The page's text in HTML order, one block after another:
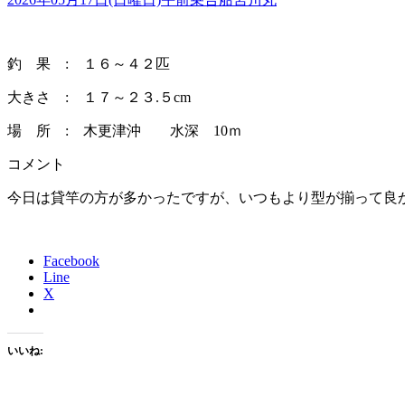
釣 果 : １６～４２匹
大きさ : １７～２３.５cm
場 所 : 木更津沖 水深 10ｍ
コメント
今日は貸竿の方が多かったですが、いつもより型が揃って良
Facebook
Line
X
いいね: